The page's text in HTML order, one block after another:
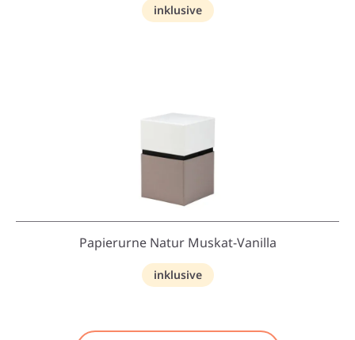
inklusive
Papierurne Natur Muskat-Vanilla
inklusive